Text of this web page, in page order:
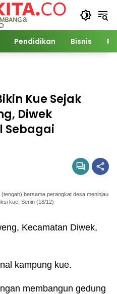
Pendidikan Bisnis
Kue Sejak
Diwek
Sebagai
bersama perangkat desa meninjau
kue, Senin (18/12)
Kecamatan Diwek,
kampung kue.
membangun gedung